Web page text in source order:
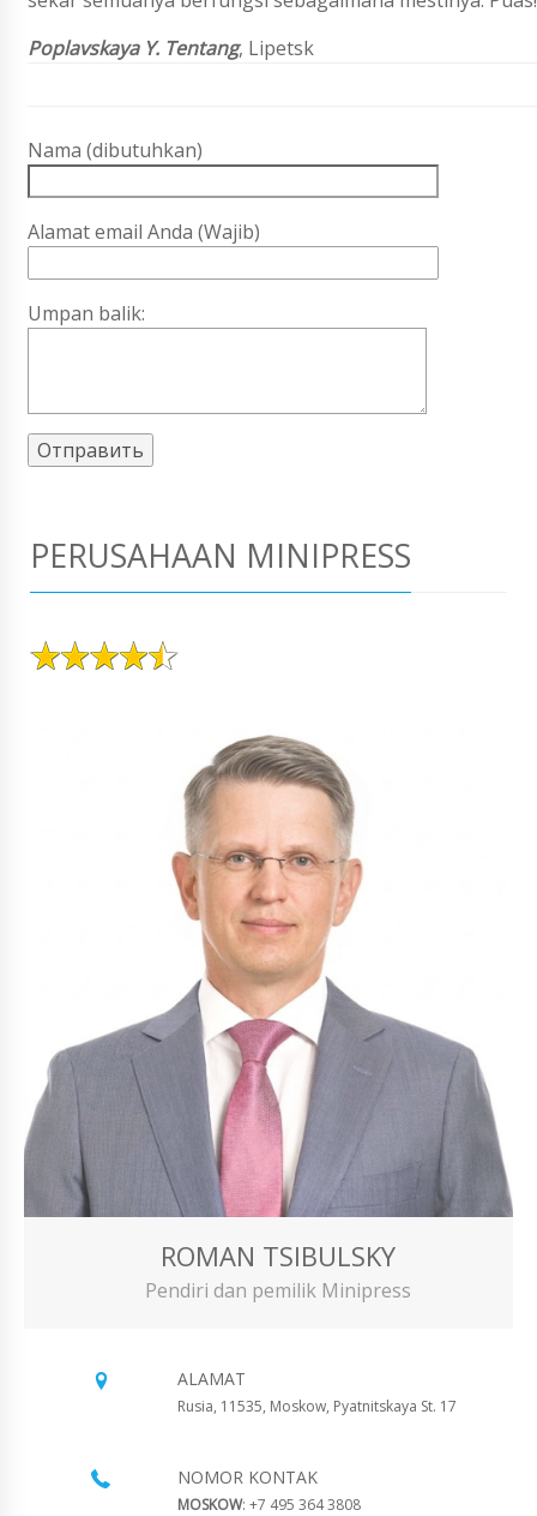
Poplavskaya Y. Tentang, Lipetsk
Nama (dibutuhkan)
Alamat email Anda (Wajib)
Umpan balik:
PERUSAHAAN MINIPRESS
ROMAN TSIBULSKY
Pendiri dan pemilik Minipress
ALAMAT
Rusia, 11535, Moskow, Pyatnitskaya St. 17
NOMOR KONTAK
MOSKOW: +7 495 364 3808